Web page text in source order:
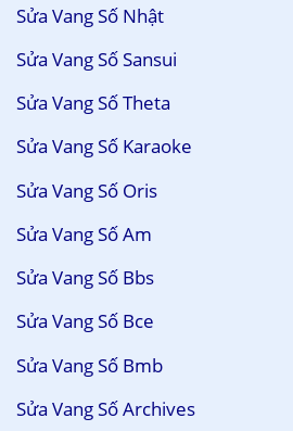
Sửa Vang Số Nhật
Sửa Vang Số Sansui
Sửa Vang Số Theta
Sửa Vang Số Karaoke
Sửa Vang Số Oris
Sửa Vang Số Am
Sửa Vang Số Bbs
Sửa Vang Số Bce
Sửa Vang Số Bmb
Sửa Vang Số Archives